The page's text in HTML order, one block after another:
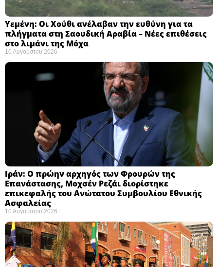
Υεμένη: Οι Χούθι ανέλαβαν την ευθύνη για τα
πλήγματα στη Σαουδική Αραβία – Νέες επιθέσεις
στο λιμάνι της Μόχα ​
10 Αυγούστου 2026
Ιράν: Ο πρώην αρχηγός των Φρουρών της
Επανάστασης, Μοχσέν Ρεζάι διορίστηκε
επικεφαλής του Ανώτατου Συμβουλίου Εθνικής
Ασφαλείας ​
10 Αυγούστου 2026